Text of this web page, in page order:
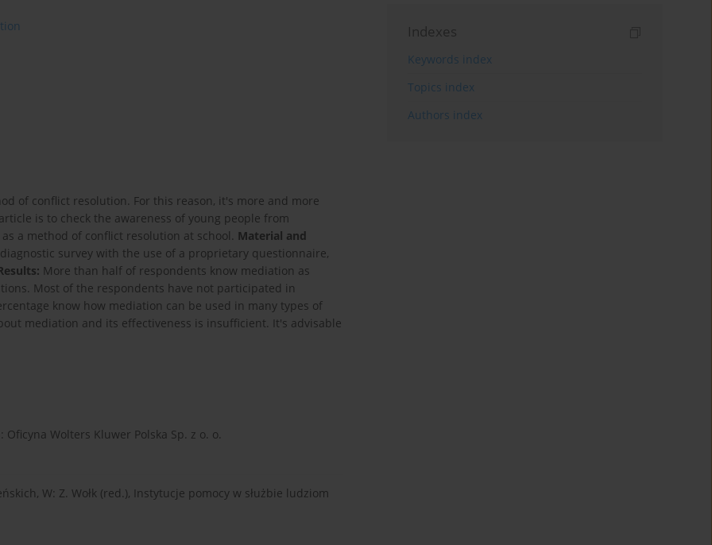
of conflict resolution. For this reason, it's more and more
is to check the awareness of young people from
a method of conflict resolution at school. Material and
survey with the use of a proprietary questionnaire,
More than half of respondents know mediation as
Most of the respondents have not participated in
know how mediation can be used in many types of
mediation and its effectiveness is insufficient. It's advisable
Wolters Kluwer Polska Sp. z o. o.
W: Z. Wołk (red.), Instytucje pomocy w służbie ludziom
Indexes
Keywords index
Topics index
Authors index